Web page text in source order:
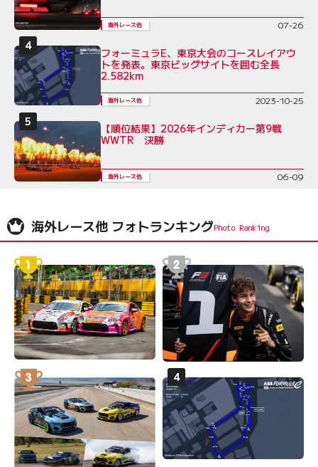
海外レース他 07-26
フォーミュラE、東京大会のコースレイアウ
トを発表。東京ビッグサイトを囲む全長
2.582km
海外レース他 2023-10-25
【順位結果】2026年インディカー第9戦
WWTR 決勝
海外レース他 06-09
海外レース他 フォトランキング